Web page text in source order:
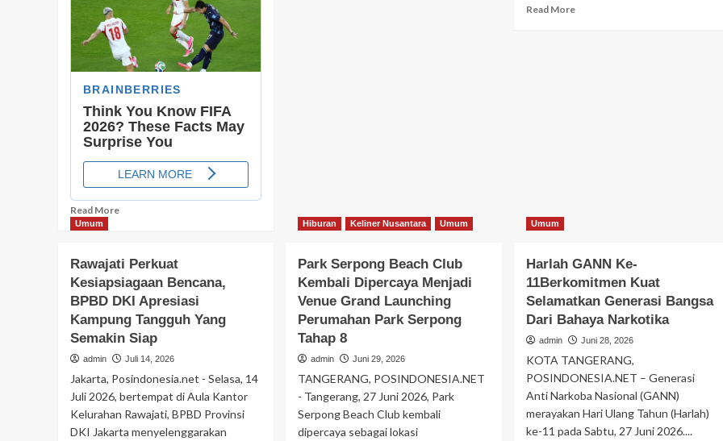
Read MoreRead
Cepat
BPBD
Kota
Tangerang
Tangani
Kebakaran
Pabrik
Dupa
Di
Jaya
Read MoreRead
Mengembalikan
Kepercayaan
Konsumen
Umum
Rawajati Perkuat
Kesiapsiagaan Bencana,
BPBD DKI Apresiasi
Kampung Tangguh Yang
Semakin Siap
admin Juli 14, 2026
Jakarta, Posindonesia.net - Selasa, 14
Juli 2026, bertempat di Aula Kantor
Kelurahan Rawajati, BPBD Provinsi
DKI Jakarta menyelenggarakan
Hiburan Keliner Nusantara Umum
Park Serpong Beach Club
Kembali Dipercaya Menjadi
Venue Grand Launching
Perumahan Park Serpong
Tahap 8
admin Juni 29, 2026
TANGERANG, POSINDONESIA.NET
- Tangerang, 27 Juni 2026, Park
Serpong Beach Club kembali
dipercaya sebagai lokasi
Umum
Harlah GANN Ke-
11Berkomitmen Kuat
Selamatkan Generasi Bangsa
Dari Bahaya Narkotika
admin Juni 28, 2026
KOTA TANGERANG,
POSINDONESIA.NET – Generasi
Anti Narkoba Nasional (GANN)
merayakan Hari Ulang Tahun (Harlah)
ke-11 pada Sabtu, 27 Juni 2026....
terjatuh di truk lalu di sengat kabil optic